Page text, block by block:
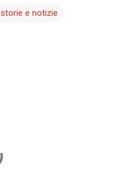
storie e notizie